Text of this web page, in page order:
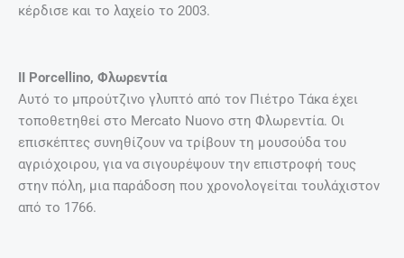
κέρδισε και το λαχείο το 2003.
ΙΙ Porcellino, Φλωρεντία
Αυτό το μπρούτζινο γλυπτό από τον Πιέτρο Τάκα έχει
τοποθετηθεί στο Mercato Nuovo στη Φλωρεντία. Οι
επισκέπτες συνηθίζουν να τρίβουν τη μουσούδα του
αγριόχοιρου, για να σιγουρέψουν την επιστροφή τους
στην πόλη, μια παράδοση που χρονολογείται τουλάχιστον
από το 1766.